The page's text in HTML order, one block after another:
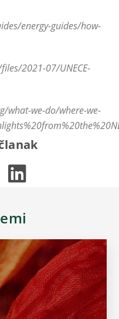
energy-guides/how-
2021-07/UNECE-
what-we-do/where-we-